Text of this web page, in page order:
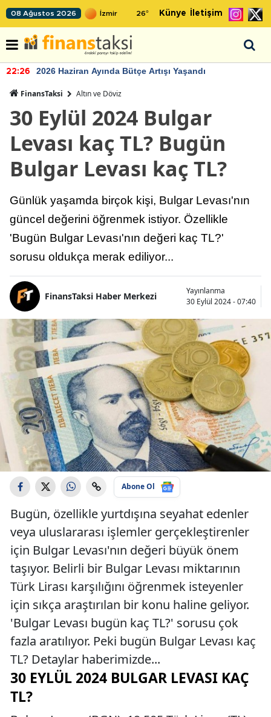
08 Ağustos 2026 26° Künye İletişim
22:26 2026 Haziran Ayında Bütçe Artışı Yaşandı
FinansTaksi Altın ve Döviz
30 Eylül 2024 Bulgar
Levası kaç TL? Bugün
Bulgar Levası kaç TL?
Günlük yaşamda birçok kişi, Bulgar Levası'nın
güncel değerini öğrenmek istiyor. Özellikle
'Bugün Bulgar Levası'nın değeri kaç TL?'
sorusu oldukça merak ediliyor...
FinansTaksi Haber Merkezi
Yayınlanma
30 Eylül 2024 - 07:40
Abone Ol
Bugün, özellikle yurtdışına seyahat edenler
veya uluslararası işlemler gerçekleştirenler
için Bulgar Levası'nın değeri büyük önem
taşıyor. Belirli bir Bulgar Levası miktarının
Türk Lirası karşılığını öğrenmek isteyenler
için sıkça araştırılan bir konu haline geliyor.
'Bulgar Levası bugün kaç TL?' sorusu çok
fazla aratılıyor. Peki bugün Bulgar Levası kaç
TL? Detaylar haberimizde...
30 EYLÜL 2024 BULGAR LEVASI KAÇ
TL?